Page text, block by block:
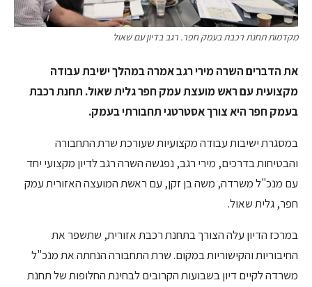
מקדמות תחנת רכבת בעמק חפר. רגב בדיון עם שאול
את הדברים השרה מירי רגב אמרה במהלך ישיבת עבודה
מקצועית עם ראש מועצת עמק חפר גלית שאול. תחנת רכבת
בעמק חפר היא צורך אסטרטגי תחבורתי בעמק.
במסגרת ישיבות עבודה מקצועיות שעורכת שרת התחבורה
והבטיחות בדרכים, מירי רגב, נפגשה השרה רגב לדיון מקצועי יחד
עם מנכ"ל משרדה, משה בן זקן, עם ראשת המועצה האזורית עמק
חפר, גלית שאול.
במרכז הדיון עלה הצורך בתחנת רכבת אזורית, שתשפר את
החיבוריות והקישוריות במקום. שרת התחבורה הנחתה את מנכ"ל
משרדה לקיים דיון בשבועות הקרובים לבחינת החלופות של תחנת